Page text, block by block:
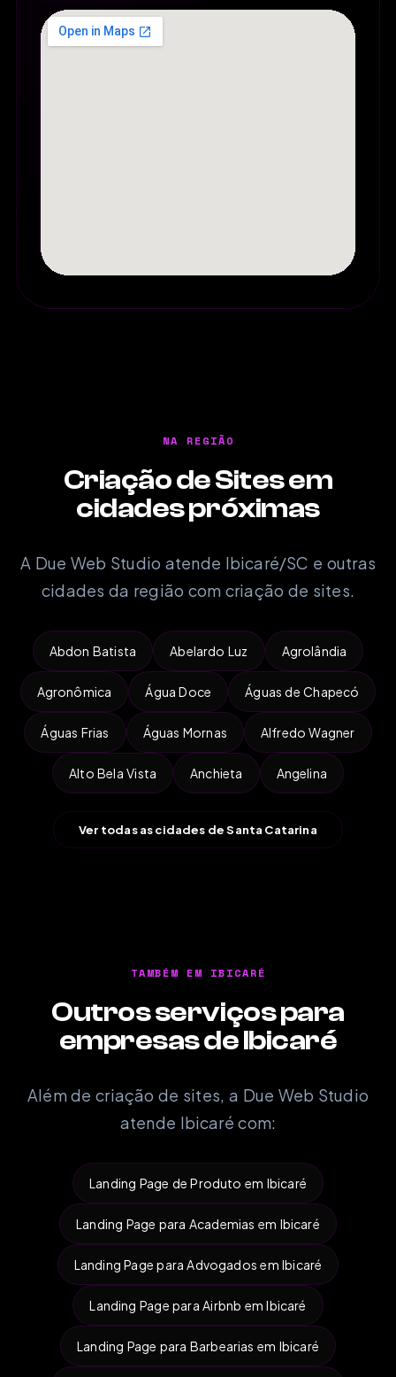
NA REGIÃO
Criação de Sites em
cidades próximas
A Due Web Studio atende Ibicaré/SC e outras
cidades da região com criação de sites.
Abdon Batista Abelardo Luz Agrolândia
Agronômica Água Doce Águas de Chapecó
Águas Frias Águas Mornas Alfredo Wagner
Alto Bela Vista Anchieta Angelina
Ver todas as cidades de Santa Catarina
TAMBÉM EM IBICARÉ
Outros serviços para
empresas de Ibicaré
Além de criação de sites, a Due Web Studio
atende Ibicaré com:
Landing Page de Produto em Ibicaré
Landing Page para Academias em Ibicaré
Landing Page para Advogados em Ibicaré
Landing Page para Airbnb em Ibicaré
Landing Page para Barbearias em Ibicaré